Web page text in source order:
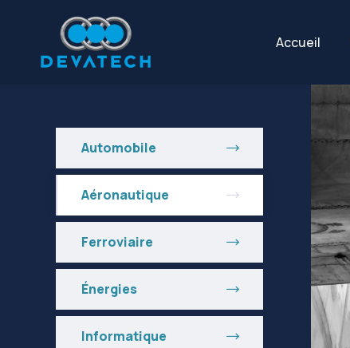
Accueil
Automobile
Aéronautique
Ferroviaire
Énergies
Informatique